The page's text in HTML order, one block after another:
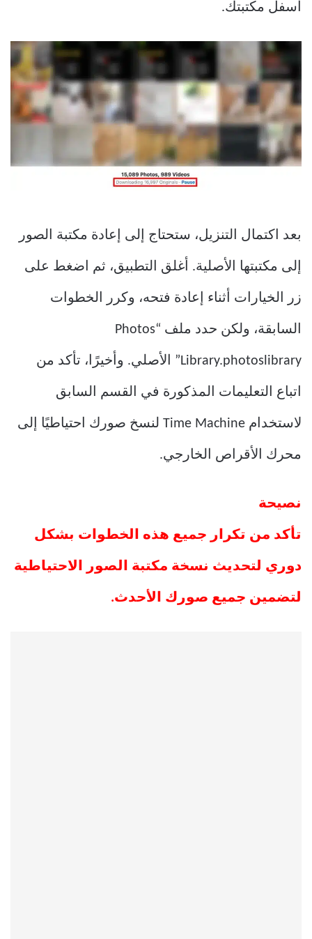
أسفل مكتبتك.
بعد اكتمال التنزيل، ستحتاج إلى إعادة مكتبة الصور
إلى مكتبتها الأصلية. أغلق التطبيق، ثم اضغط على
زر الخيارات أثناء إعادة فتحه، وكرر الخطوات
السابقة، ولكن حدد ملف “Photos
Library.photoslibrary” الأصلي. وأخيرًا، تأكد من
اتباع التعليمات المذكورة في القسم السابق
لاستخدام Time Machine لنسخ صورك احتياطيًا إلى
محرك الأقراص الخارجي.
نصيحة
تأكد من تكرار جميع هذه الخطوات بشكل
دوري لتحديث نسخة مكتبة الصور الاحتياطية
لتضمين جميع صورك الأحدث.